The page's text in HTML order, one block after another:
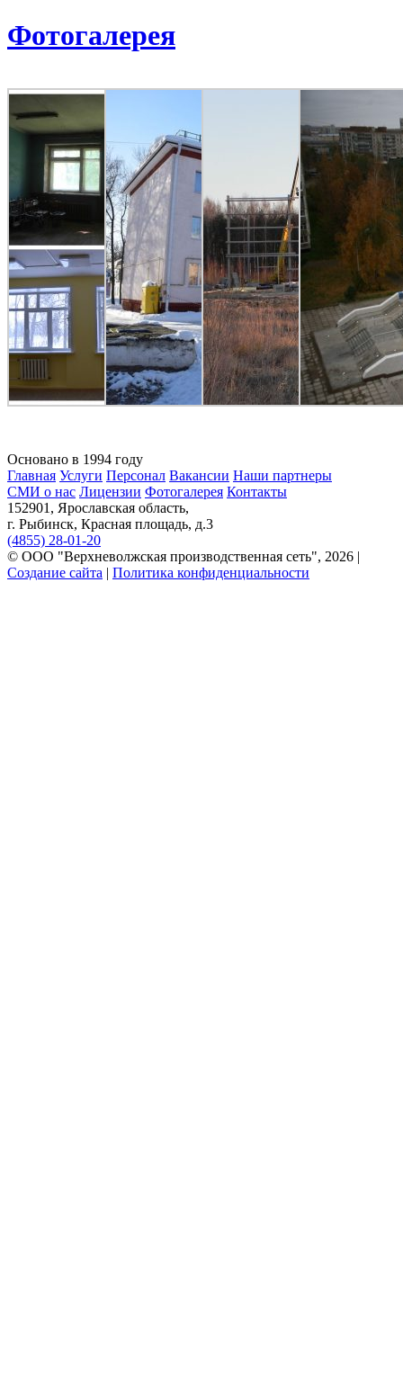
Фотогалерея
Основано в 1994 году
Главная Услуги Персонал Вакансии Наши партнеры
СМИ о нас Лицензии Фотогалерея Контакты
152901, Ярославская область,
г. Рыбинск, Красная площадь, д.3
(4855) 28-01-20
© ООО "Верхневолжская производственная сеть", 2026 |
Создание сайта | Политика конфиденциальности